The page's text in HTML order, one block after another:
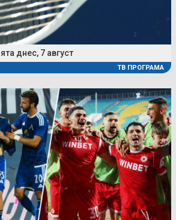
днес, 7 август
ТВ ПРОГРАМА